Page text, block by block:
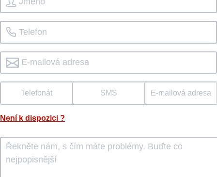
Telefonát SMS E-mailová adresa
Není k dispozici ?